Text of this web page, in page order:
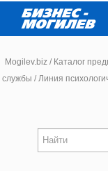
Новости
Mogilev.biz / Каталог
службы /Линия